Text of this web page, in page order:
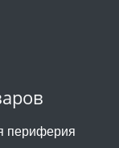
периферия